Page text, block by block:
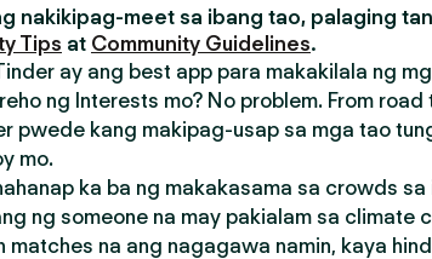
nakikipag-meet sa ibang tao, palaging
Tips at Community Guidelines.
ay ang best app para makakilala ng
ng Interests mo? No problem. From
pwede kang makipag-usap sa mga tao
mo.
ka ba ng makakasama sa crowds
ng someone na may pakialam sa climate
matches na ang nagagawa namin, kaya